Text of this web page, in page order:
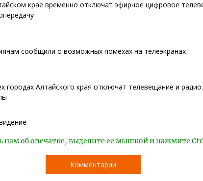
крае временно отключат эфирное цифровое
сообщили о возможных помехах на телеэкранах
городах Алтайского края отключат телевещание и
нам об опечатке, выделите ее мышкой и нажмите
Комментарии